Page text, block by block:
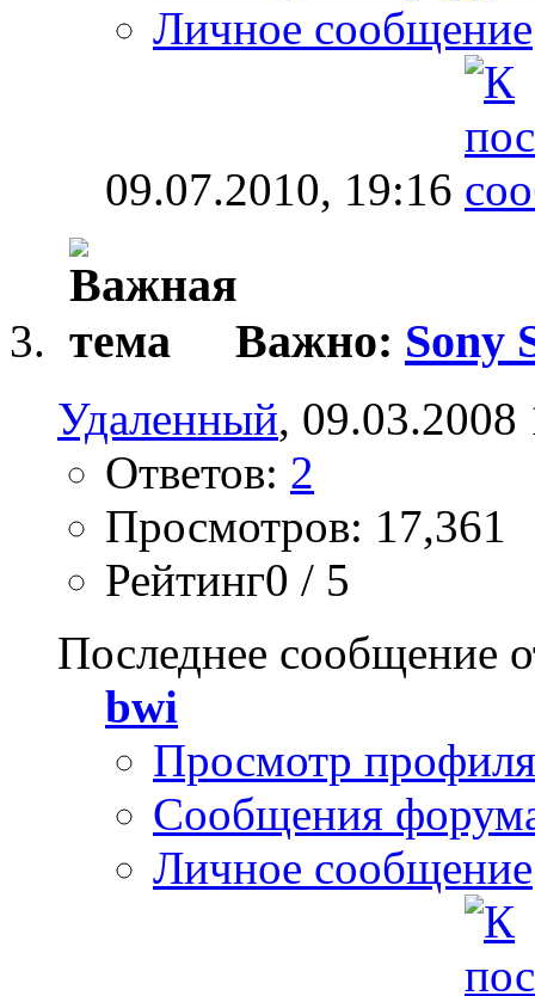
Личное сообщение
09.07.2010, 19:16
Важно: Sony
Удаленный, 09.03.2008
Ответов: 2
Просмотров: 17,361
Рейтинг0 / 5
Последнее сообщение
bwi
Просмотр профиля
Сообщения
Личное сообщение